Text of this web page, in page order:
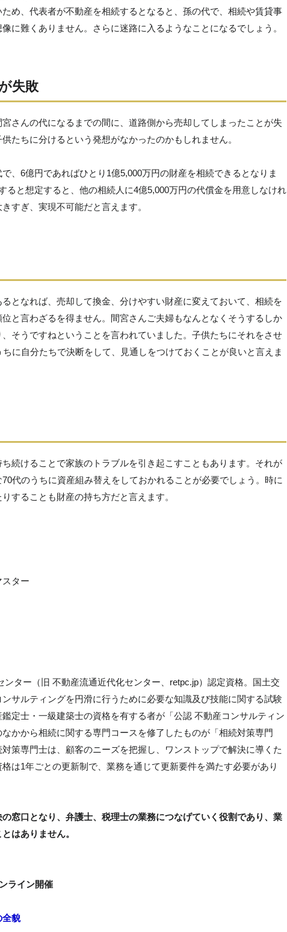
め、代表者が不動産を相続するとなると、孫の代で、相続や賃貸事
に難くありません。さらに迷路に入るようなことになるでしょう。
失敗
さんの代になるまでの間に、道路側から売却してしまったことが失
たちに分けるという発想がなかったのかもしれません。
、6億円であればひとり1億5,000万円の財産を相続できるとなりま
ると想定すると、他の相続人に4億5,000万円の代償金を用意しなけれ
すぎ、実現不可能だと言えます。
となれば、売却して換金、分けやすい財産に変えておいて、相続を
と言わざるを得ません。間宮さんご夫婦もなんとなくそうするしか
そうですねということを言われていました。子供たちにそれをさせ
に自分たちで決断をして、見通しをつけておくことが良いと言えま
続けることで家族のトラブルを引き起こすこともあります。それが
代のうちに資産組み替えをしておかれることが必要でしょう。時に
することも財産の持ち方だと言えます。
ター
ター（旧 不動産流通近代化センター、retpc.jp）認定資格。国土交
サルティングを円滑に行うために必要な知識及び技能に関する試験
定士・一級建築士の資格を有する者が「公認 不動産コンサルティン
かから相続に関する専門コースを修了したものが「相続対策専門
策専門士は、顧客のニーズを把握し、ワンストップで解決に導くた
は1年ごとの更新制で、業務を通じて更新要件を満たす必要があり
の窓口となり、弁護士、税理士の業務につなげていく役割であり、業
はありません。
ライン開催
全貌